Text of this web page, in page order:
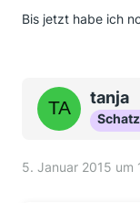
Bis jetzt habe ich
tanja
5. Januar 2015 um